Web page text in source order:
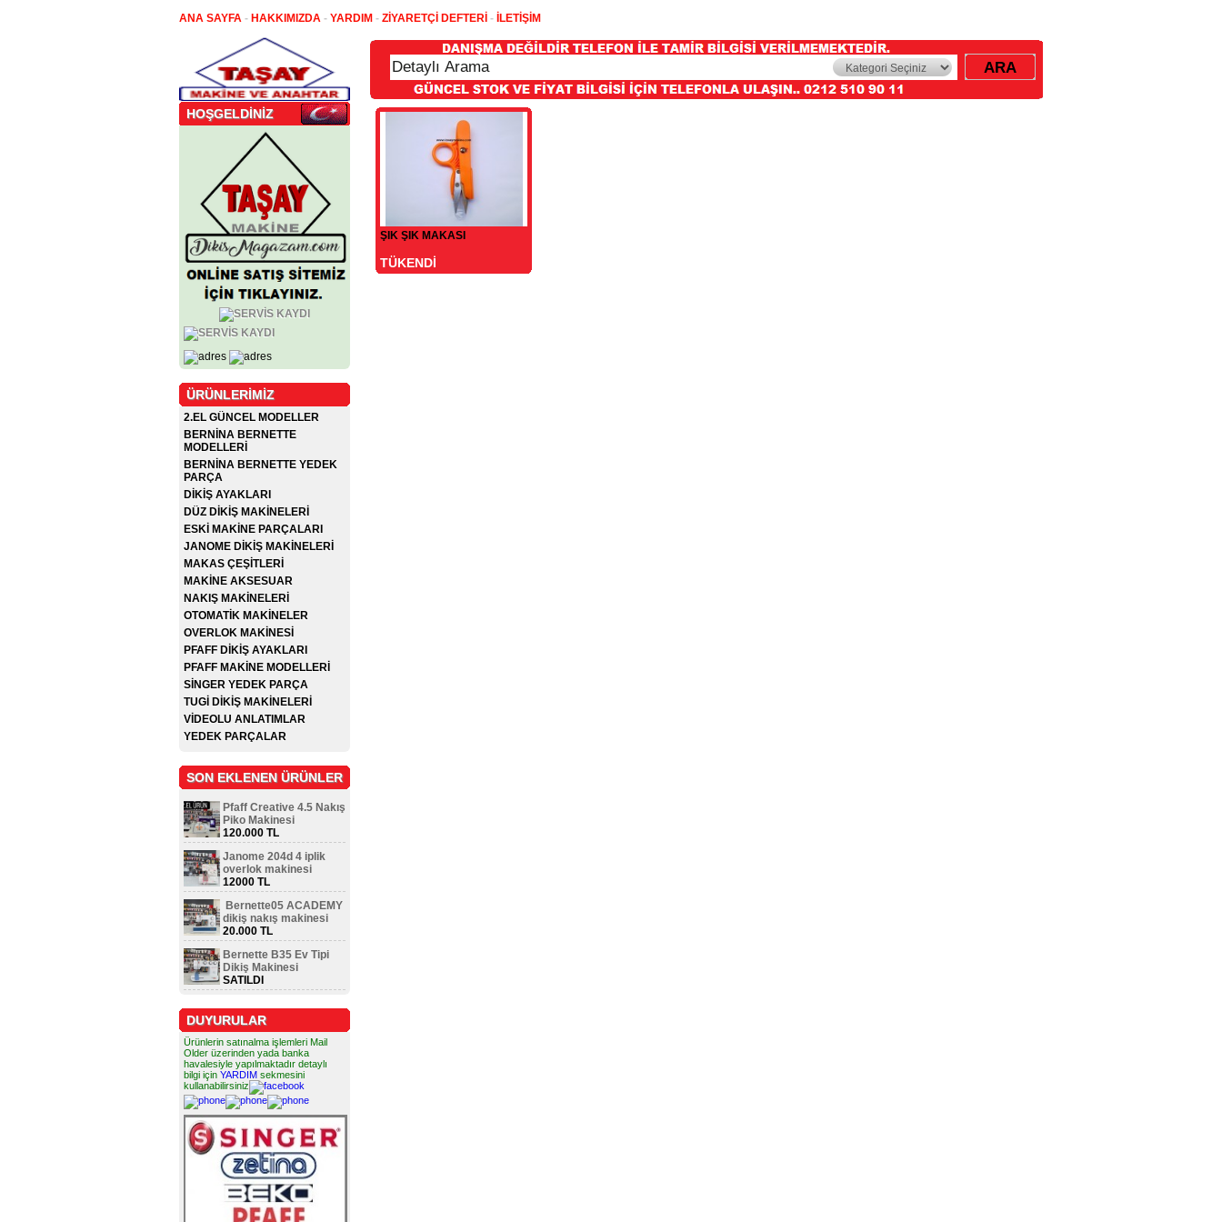
ANA SAYFA - HAKKIMIZDA - YARDIM - ZİYARETÇİ DEFTERİ - İLETİŞİM
HOŞGELDİNİZ
ÜRÜNLERİMİZ
2.EL GÜNCEL MODELLER
BERNİNA BERNETTE
MODELLERİ
BERNİNA BERNETTE YEDEK
PARÇA
DİKİŞ AYAKLARI
DÜZ DİKİŞ MAKİNELERİ
ESKİ MAKİNE PARÇALARI
JANOME DİKİŞ MAKİNELERİ
MAKAS ÇEŞİTLERİ
MAKİNE AKSESUAR
NAKIŞ MAKİNELERİ
OTOMATİK MAKİNELER
OVERLOK MAKİNESİ
PFAFF DİKİŞ AYAKLARI
PFAFF MAKİNE MODELLERİ
SİNGER YEDEK PARÇA
TUGİ DİKİŞ MAKİNELERİ
VİDEOLU ANLATIMLAR
YEDEK PARÇALAR
SON EKLENEN ÜRÜNLER
Pfaff Creative 4.5 Nakış
Piko Makinesi
120.000 TL
Janome 204d 4 iplik
overlok makinesi
12000 TL
Bernette05 ACADEMY
dikiş nakış makinesi
20.000 TL
Bernette B35 Ev Tipi
Dikiş Makinesi
SATILDI
DUYURULAR
Ürünlerin satınalma işlemleri Mail
Older üzerinden yada banka
havalesiyle yapılmaktadır detaylı
bilgi için YARDIM sekmesini
kullanabilirsiniz
ŞIK ŞIK MAKASI
TÜKENDİ